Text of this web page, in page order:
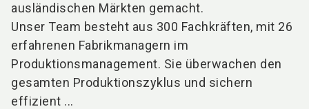
ausländischen Märkten gemacht.
Unser Team besteht aus 300 Fachkräften, mit 26
erfahrenen Fabrikmanagern im
Produktionsmanagement. Sie überwachen den
gesamten Produktionszyklus und sichern
effizient ...